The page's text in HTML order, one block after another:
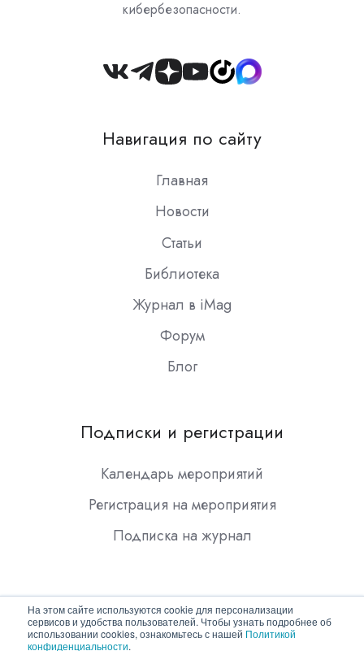
На этом сайте используются cookie для персонализации
сервисов и удобства пользователей. Чтобы узнать подробнее об
использовании cookies, ознакомьтесь с нашей Политикой
конфиденциальности.
кибербезопасности.
Join
Slack
Навигация по сайту
Главная
Новости
Статьи
Библиотека
Журнал в iMag
Форум
Блог
Подписки и регистрации
Календарь мероприятий
Регистрация на мероприятия
Подписка на журнал